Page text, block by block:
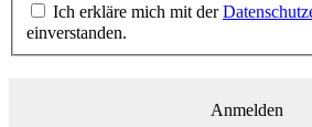
Ich erkläre mich mit der
einverstanden.